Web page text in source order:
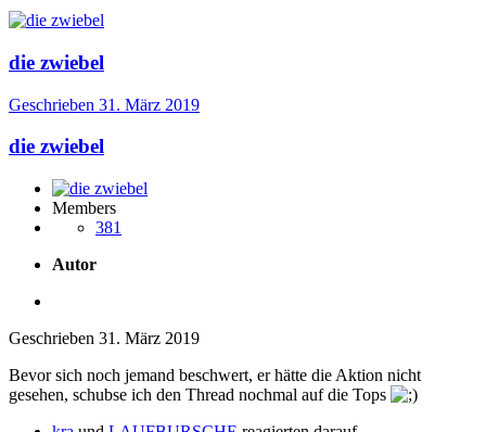
die zwiebel
Geschrieben 31. März 2019
die zwiebel
Members
381
Autor
Geschrieben 31. März 2019
Bevor sich noch jemand beschwert, er hätte die Aktion nicht
gesehen, schubse ich den Thread nochmal auf die Tops